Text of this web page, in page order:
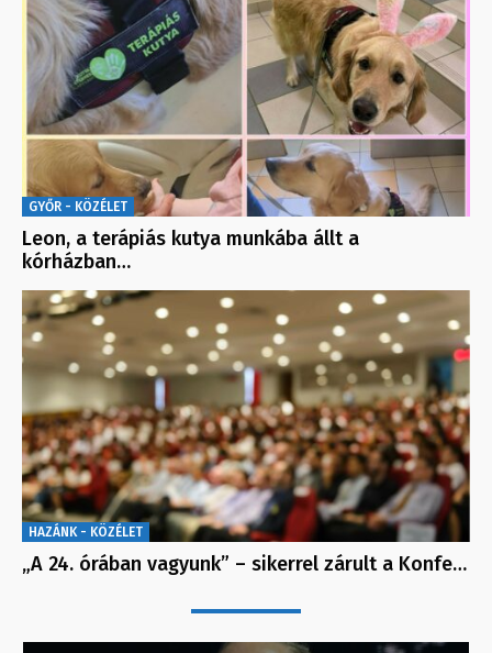
GYŐR - KÖZÉLET
Leon, a terápiás kutya munkába állt a
kórházban…
HAZÁNK - KÖZÉLET
„A 24. órában vagyunk” – sikerrel zárult a Konfe…